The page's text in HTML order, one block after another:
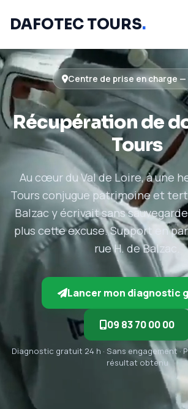
DAFOTEC TOURS.
Centre de prise en charge —
Récupération de
Tours
Au cœur du Val de Loire, à une
Tours conjugue patrimoine et
Balzac y écrivait sans
plus cette excuse. Support en
rue H. de Balzac.
Lancer mon diagnostic
09 83 70 00 00
Diagnostic gratuit 24 h · Sans engagement ·
résultat obtenu